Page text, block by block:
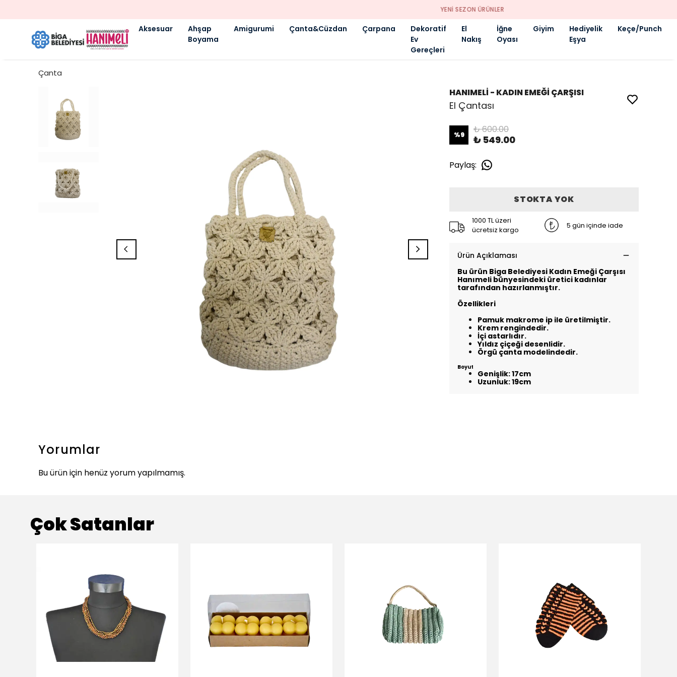
Aksesuar
Ahşap
Boyama
Amigurumi Çanta&Cüzdan Çarpana
Dekoratif
Ev
Gereçleri
El
Nakış
İğne
Oyası
Giyim
Hediyelik
Eşya
Keçe/Punch
Çanta
HANIMELİ - KADIN EMEĞİ ÇARŞISI
El Çantası
%9 ₺ 600.00
₺ 549.00
Paylaş:
STOKTA YOK
1000 TL üzeri
ücretsiz kargo
5 gün içinde iade
Ürün Açıklaması
Bu ürün Biga Belediyesi Kadın Emeği Çarşısı
Hanımeli bünyesindeki üretici kadınlar
tarafından hazırlanmıştır.
Özellikleri
Pamuk makrome ip ile üretilmiştir.
Krem rengindedir.
İçi astarlıdır.
Yıldız çiçeği desenlidir.
Örgü çanta modelindedir.
Boyut
Genişlik: 17cm
Uzunluk: 19cm
Yorumlar
Bu ürün için henüz yorum yapılmamış.
Çok Satanlar